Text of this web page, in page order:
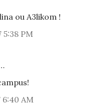
ou A3likom !
PM
AM